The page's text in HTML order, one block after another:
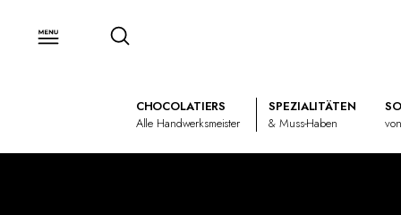
CHOCOLATIERS
Alle Handwerksmeister
SPEZIALITÄTEN
& Muss-Haben